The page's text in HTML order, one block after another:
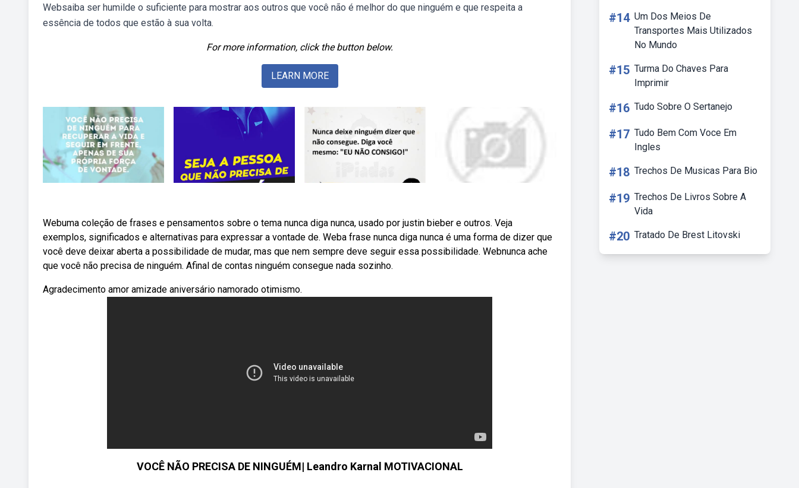
Websaiba ser humilde o suficiente para mostrar aos outros que você não é melhor do que ninguém e que respeita a
essência de todos que estão à sua volta.
For more information, click the button below.
LEARN MORE
Webuma coleção de frases e pensamentos sobre o tema nunca diga nunca, usado por justin bieber e outros. Veja
exemplos, significados e alternativas para expressar a vontade de. Weba frase nunca diga nunca é uma forma de dizer que
você deve deixar aberta a possibilidade de mudar, mas que nem sempre deve seguir essa possibilidade. Webnunca ache
que você não precisa de ninguém. Afinal de contas ninguém consegue nada sozinho.
Agradecimento amor amizade aniversário namorado otimismo.
VOCÊ NÃO PRECISA DE NINGUÉM| Leandro Karnal MOTIVACIONAL
#14 Um Dos Meios De
Transportes Mais Utilizados
No Mundo
#15 Turma Do Chaves Para
Imprimir
#16 Tudo Sobre O Sertanejo
#17 Tudo Bem Com Voce Em
Ingles
#18 Trechos De Musicas Para Bio
#19 Trechos De Livros Sobre A
Vida
#20 Tratado De Brest Litovski